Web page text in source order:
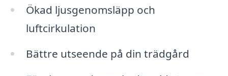
Ökad ljusgenomsläpp och
luftcirkulation
Bättre utseende på din trädgård